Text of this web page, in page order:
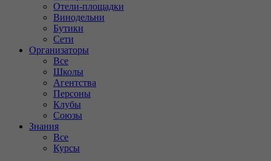
Отели-площадки
Винодельни
Бутики
Сети
Организаторы
Все
Школы
Агентства
Персоны
Клубы
Союзы
Знания
Все
Курсы